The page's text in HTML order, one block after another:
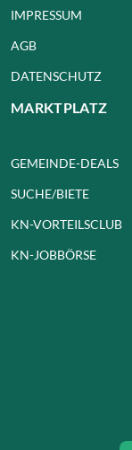
IMPRESSUM
AGB
DATENSCHUTZ
MARKTPLATZ
GEMEINDE-DEALS
SUCHE/BIETE
KN-VORTEILSCLUB
KN-JOBBÖRSE